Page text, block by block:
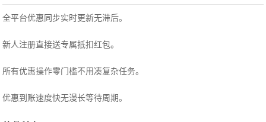
全平台优惠同步实时更新无滞后。
新人注册直接送专属抵扣红包。
所有优惠操作零门槛不用凑复杂任务。
优惠到账速度快无漫长等待周期。